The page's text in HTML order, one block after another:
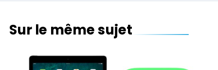
Sur le même sujet